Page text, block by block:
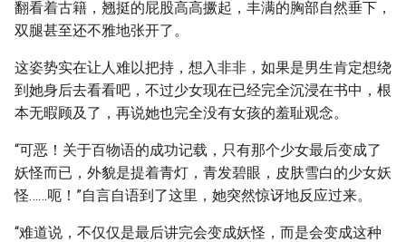
翻看着古籍，翘挺的屁股高高撅起，丰满的胸部自然垂下，
双腿甚至还不雅地张开了。
这姿势实在让人难以把持，想入非非，如果是男生肯定想绕
到她身后去看看吧，不过少女现在已经完全沉浸在书中，根
本无暇顾及了，再说她也完全没有女孩的羞耻观念。
“可恶！关于百物语的成功记载，只有那个少女最后变成了
妖怪而已，外貌是提着青灯，青发碧眼，皮肤雪白的少女妖
怪……呃！”自言自语到了这里，她突然惊讶地反应过来。
“难道说，不仅仅是最后讲完会变成妖怪，而是会变成这种